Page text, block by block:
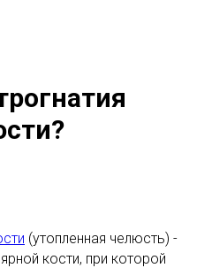
(утопленная челюсть) -
кости, при которой